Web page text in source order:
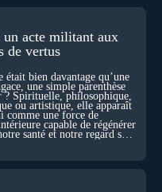
vérifiées,
consciences
et toujours, cette
plus vaste que lui-même
de la conscience ?
d’explorer ces
acte militant aux
de vertus
était bien davantage qu’une
une simple parenthèse
? Spirituelle, philosophique,
ou artistique, elle apparaît
comme une force de
capable de régénérer
santé et notre regard sur